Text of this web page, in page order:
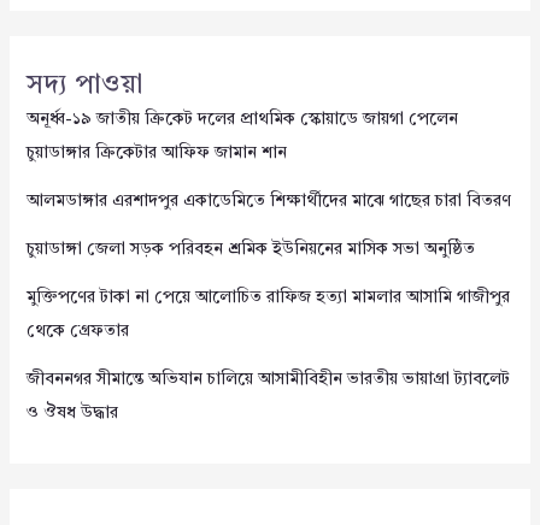
সদ্য পাওয়া
অনূর্ধ্ব-১৯ জাতীয় ক্রিকেট দলের প্রাথমিক স্কোয়াডে জায়গা পেলেন
চুয়াডাঙ্গার ক্রিকেটার আফিফ জামান শান
আলমডাঙ্গার এরশাদপুর একাডেমিতে শিক্ষার্থীদের মাঝে গাছের চারা বিতরণ
চুয়াডাঙ্গা জেলা সড়ক পরিবহন শ্রমিক ইউনিয়নের মাসিক সভা অনুষ্ঠিত
মুক্তিপণের টাকা না পেয়ে আলোচিত রাফিজ হত্যা মামলার আসামি গাজীপুর
থেকে গ্রেফতার
জীবননগর সীমান্তে অভিযান চালিয়ে আসামীবিহীন ভারতীয় ভায়াগ্রা ট্যাবলেট
ও ঔষধ উদ্ধার